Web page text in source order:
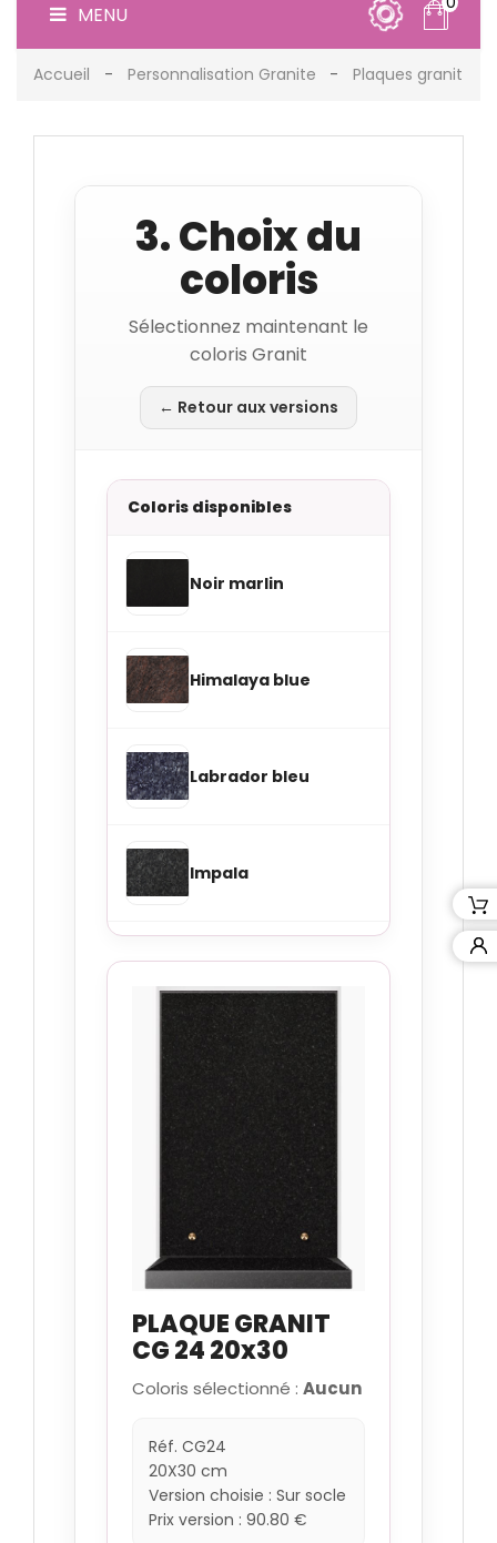
MENU
Accueil Personnalisation Granite Plaques granit
3. Choix du
coloris
Sélectionnez maintenant le
coloris Granit
← Retour aux versions
Coloris disponibles
Noir marlin
Himalaya blue
Labrador bleu
Impala
Marbre blanc
Mass blue
Paradiso
Rose clarte
Rose dalva
Tarn
PLAQUE GRANIT
CG 24 20x30
Coloris sélectionné : Aucun
Réf. CG24
20X30 cm
Version choisie : Sur socle
Prix version : 90.80 €